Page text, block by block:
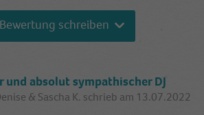
ich mich auf Eure Nachricht!
Bewertung schreiben
und absolut sympathischer DJ
& Sascha K. schrieb am 13.07.2022